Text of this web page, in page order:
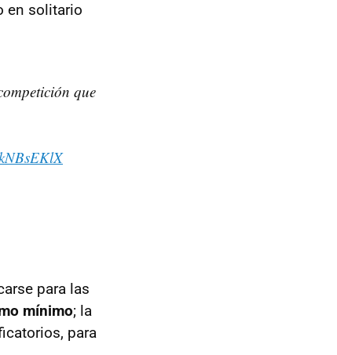
en solitario
que
para las
mínimo; la
para